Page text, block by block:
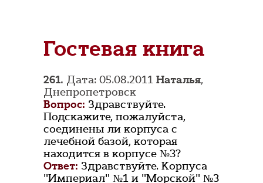
Гостевая книга
261. Дата: 05.08.2011 Наталья,
Днепропетровск
Вопрос: Здравствуйте.
Подскажите, пожалуйста,
соединены ли корпуса с
лечебной базой, которая
находится в корпусе №3?
Ответ: Здравствуйте. Корпуса
"Империал" №1 и "Морской" №3